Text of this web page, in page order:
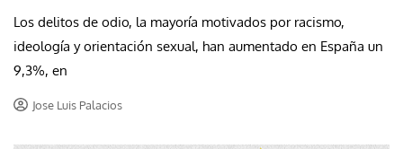
Los delitos de odio, la mayoría motivados por racismo,
ideología y orientación sexual, han aumentado en España un
9,3%, en
Jose Luis Palacios